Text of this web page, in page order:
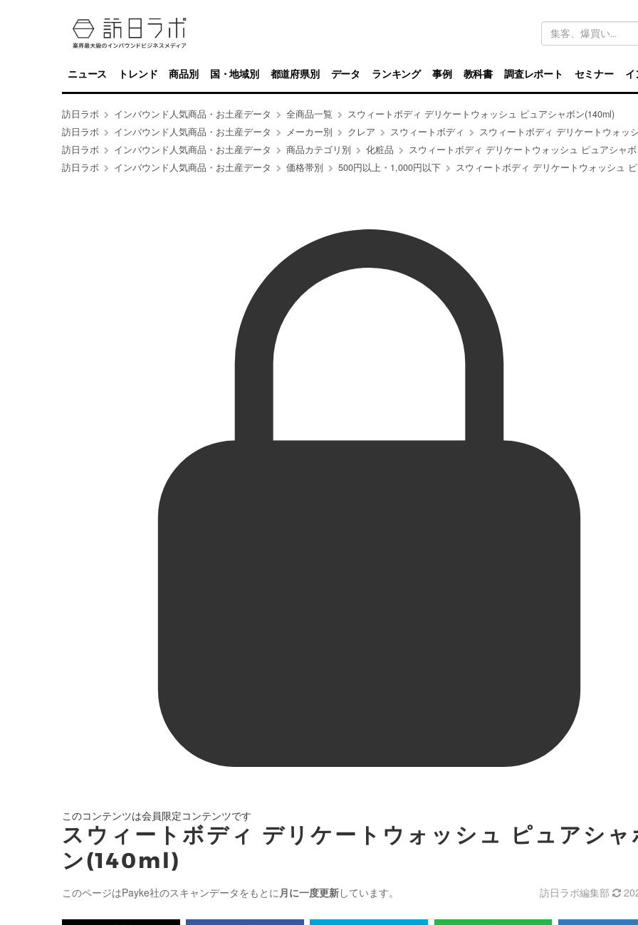
キ
ワ
ド
検
索
ニュース トレンド 商品別 国・地域別 都道府県別 データ ランキング 事例 教科書 調査レポート セミナー イ
訪日ラボ インバウンド人気商品・お土産データ 全商品一覧
スウィートボディ デリケートウォッシュ ピュアシャボン(140ml)
訪日ラボ
インバウンド人気商品・お土産データ メーカー別 クレア スウィートボディ
スウィートボディ デリケートウォッシュ ピュアシャボ
訪日ラボ
インバウンド人気商品・お土産データ 商品カテゴリ別 化粧品
スウィートボディ デリケートウォッシュ ピュアシャ
訪日ラボ
インバウンド人気商品・お土産データ 価格帯別 500円以上・1,000円以下 スウィートボディ デリケートウォッシュ ピュアシャボ
このコンテンツは会員限定コンテンツです
スウィートボディ デリケートウォッシュ ピュアシャ
ン(140ml)
このページはPayke社のスキャンデータをもとに 月に一度更新しています。 訪日ラボ編集部